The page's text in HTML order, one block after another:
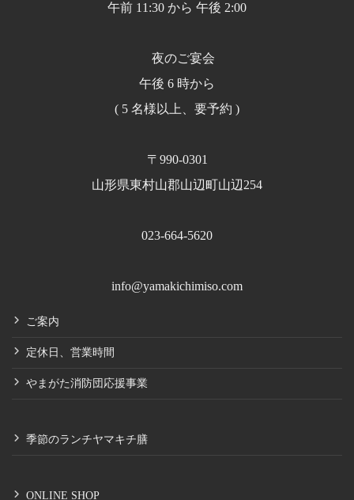
午前 11:30 から 午後 2:00
夜のご宴会
午後 6 時から
( 5 名様以上、要予約 )
〒990-0301
山形県東村山郡山辺町山辺254
023-664-5620
info@yamakichimiso.com
ご案内
定休日、営業時間
やまがた消防団応援事業
季節のランチヤマキチ膳
ONLINE SHOP